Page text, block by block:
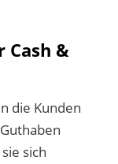
Cash &
die Kunden
sich